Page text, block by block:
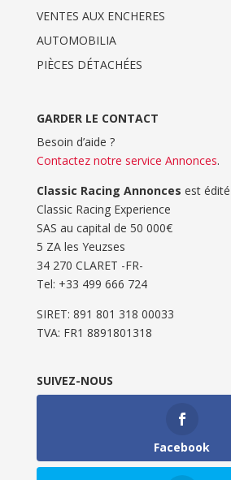
VENTES AUX ENCHERES
AUTOMOBILIA
PIÈCES DÉTACHÉES
GARDER LE CONTACT
Besoin d’aide ?
Contactez notre service Annonces.
Classic Racing Annonces est
Classic Racing Experience
SAS au capital de 50 000€
5 ZA les Yeuzses
34 270 CLARET -FR-
Tel: ‭+33 499 666 724‬
SIRET: 891 801 318 00033
TVA: FR1 8891801318
SUIVEZ-NOUS
Facebook